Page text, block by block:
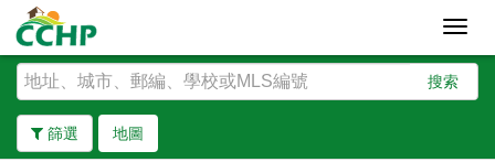
搜索
篩選 地圖